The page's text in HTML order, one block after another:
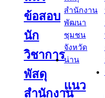
ข้อสอบ
นัก
วิชาการ
พัสดุ
สำนักงาน
แนว